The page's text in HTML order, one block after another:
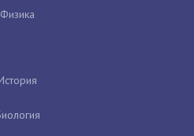
Физика